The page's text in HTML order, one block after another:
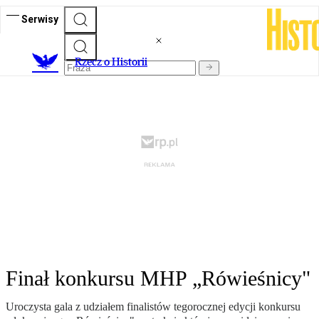
Serwisy
Rzecz o Historii
Finał konkursu MHP „Rówieśnicy"
Uroczysta gala z udziałem finalistów tegorocznej edycji konkursu